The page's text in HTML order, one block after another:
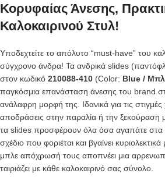
Κορυφαίας Άνεσης,
Καλοκαιρινού Στυλ!
Υποδεχτείτε το απόλυτο “must-have” του
σύγχρονο άνδρα! Τα ανδρικά slides
στον κωδικό 210088-410 (Color: Blue /
παγκόσμια επανάσταση άνεσης του brand
ανάλαφρη μορφή της. Ιδανικά για τις
αποδράσεις στην παραλία ή την ξεκούραση
τα slides προσφέρουν όλα όσα αγαπάτε στα
σχέδιο που φοριέται και βγαίνει
μπλε απόχρωσή τους αποπνέει μια
ταιριάζει με κάθε καλοκαιρινό σας σύνολο.